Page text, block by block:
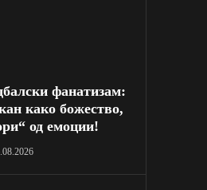
фанатизам:
како божество,
од емоции!